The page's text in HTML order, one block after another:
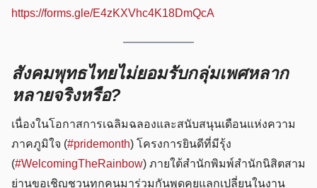
Search
for:
https://forms.gle/E4zKXVhc4K18DmQcA
สังคมพุทธไทยไม่ยอมรับกลุ่มเพศหลาก
หลายจริงหรือ?
เนื่องในโอกาสการเฉลิมฉลองและสนับสนุนเดือนแห่งความ
ภาคภูมิใจ (#pridemonth) โครงการยินดีที่มีรุ้ง
(#WelcomingTheRainbow) ภายใต้สำนักพิมพ์สำนักนิสิตสาม
ย่านขอเชิญชวนทุกคนมาร่วมกันพูดคุยแลกเปลี่ยนในงาน